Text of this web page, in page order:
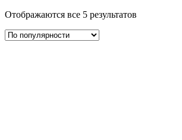
Отображаются все 5 результатов